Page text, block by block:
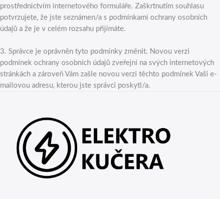
prostřednictvím internetového formuláře. Zaškrtnutím souhlasu
potvrzujete, že jste seznámen/a s podmínkami ochrany osobních
údajů a že je v celém rozsahu přijímáte.
3. Správce je oprávněn tyto podmínky změnit. Novou verzi
podmínek ochrany osobních údajů zveřejní na svých internetových
stránkách a zároveň Vám zašle novou verzi těchto podmínek Vaši e-
mailovou adresu, kterou jste správci poskytl/a.